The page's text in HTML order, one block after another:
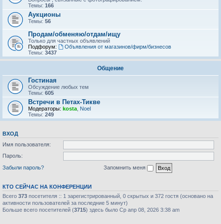
Темы: 166
Аукционы
Темы: 56
Продам/обменяю/отдам/ищу
Только для частных объявлений
Подфорум:
Объявления от магазинов/фирм/бизнесов
Темы: 3437
Общение
Гостиная
Обсуждение любых тем
Темы: 605
Встречи в Петах-Тикве
Модераторы: kosta Noel
Темы: 249
ВХОД
Имя пользователя:
Пароль:
Забыли пароль?
Запомнить меня
КТО СЕЙЧАС НА КОНФЕРЕНЦИИ
Всего 373 посетителя :: 1 зарегистрированный, 0 скрытых и 372 гостя (основано на
активности пользователей за последние 5 минут)
Больше всего посетителей (3715) здесь было Ср апр 08, 2026 3:38 am